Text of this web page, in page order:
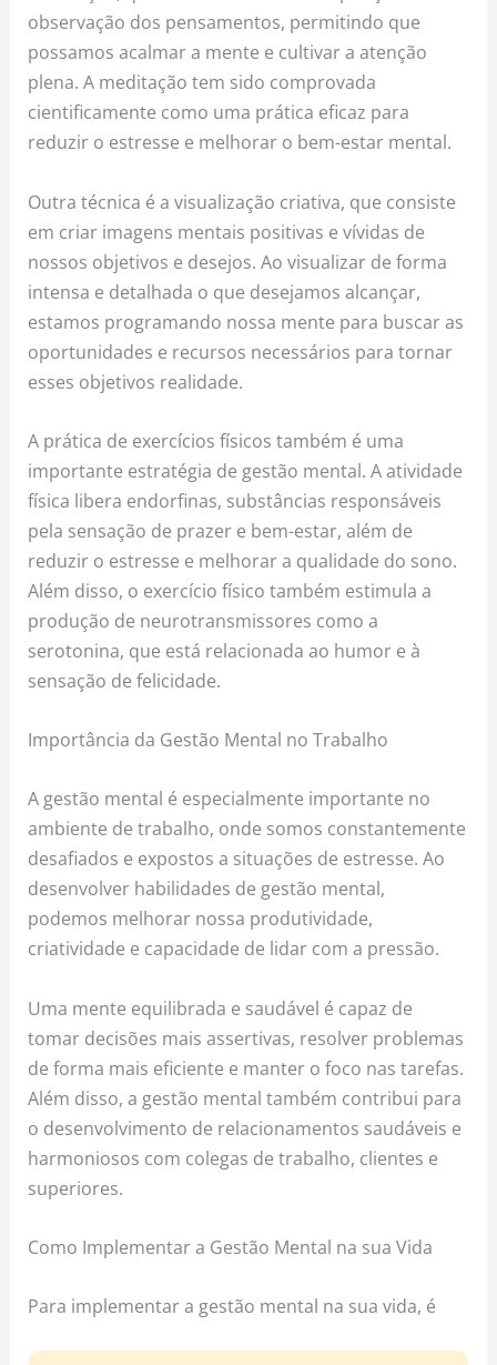
observação dos pensamentos, permitindo que
possamos acalmar a mente e cultivar a atenção
plena. A meditação tem sido comprovada
cientificamente como uma prática eficaz para
reduzir o estresse e melhorar o bem-estar mental.
Outra técnica é a visualização criativa, que consiste
em criar imagens mentais positivas e vívidas de
nossos objetivos e desejos. Ao visualizar de forma
intensa e detalhada o que desejamos alcançar,
estamos programando nossa mente para buscar as
oportunidades e recursos necessários para tornar
esses objetivos realidade.
A prática de exercícios físicos também é uma
importante estratégia de gestão mental. A atividade
física libera endorfinas, substâncias responsáveis
pela sensação de prazer e bem-estar, além de
reduzir o estresse e melhorar a qualidade do sono.
Além disso, o exercício físico também estimula a
produção de neurotransmissores como a
serotonina, que está relacionada ao humor e à
sensação de felicidade.
Importância da Gestão Mental no Trabalho
A gestão mental é especialmente importante no
ambiente de trabalho, onde somos constantemente
desafiados e expostos a situações de estresse. Ao
desenvolver habilidades de gestão mental,
podemos melhorar nossa produtividade,
criatividade e capacidade de lidar com a pressão.
Uma mente equilibrada e saudável é capaz de
tomar decisões mais assertivas, resolver problemas
de forma mais eficiente e manter o foco nas tarefas.
Além disso, a gestão mental também contribui para
o desenvolvimento de relacionamentos saudáveis e
harmoniosos com colegas de trabalho, clientes e
superiores.
Como Implementar a Gestão Mental na sua Vida
Para implementar a gestão mental na sua vida, é